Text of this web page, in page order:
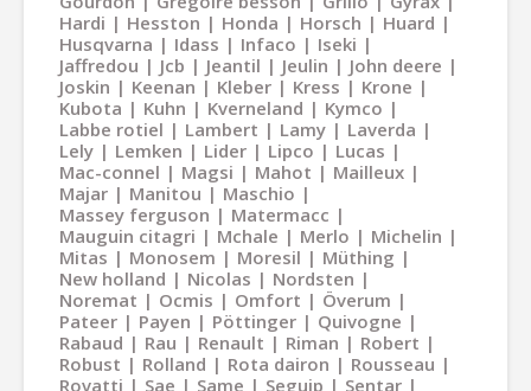
Hardi
Hesston Honda Horsch
Huard
Husqvarna
Idass Infaco
Iseki
Jaffredou
Jcb Jeantil Jeulin
John deere
Joskin
Keenan Kleber Kress
Krone
Kubota
Kuhn Kverneland
Kymco
Labbe rotiel
Lambert Lamy
Laverda
Lely
Lemken Lider Lipco
Lucas
Mac-connel
Magsi Mahot
Mailleux
Majar
Manitou
Maschio
Massey ferguson
Matermacc
Mauguin citagri
Mchale Merlo
Michelin
Mitas
Monosem Moresil
Müthing
New holland
Nicolas
Nordsten
Noremat
Ocmis Omfort
Överum
Pateer
Payen Pöttinger
Quivogne
Rabaud
Rau Renault Riman
Robert
Robust
Rolland Rota dairon
Rousseau
Rovatti
Sae Same Seguip
Sentar